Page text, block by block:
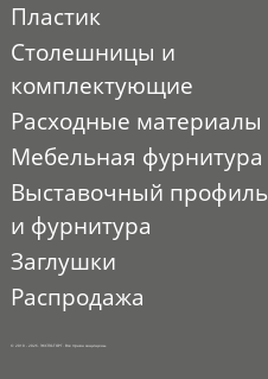
Пластик
Столешницы и
комплектующие
Расходные материалы
Мебельная фурнитура
Выставочный профиль
и фурнитура
Заглушки
Распродажа
© 2010 - 2026. ЭКСПО-ТОРГ. Все права защищены.